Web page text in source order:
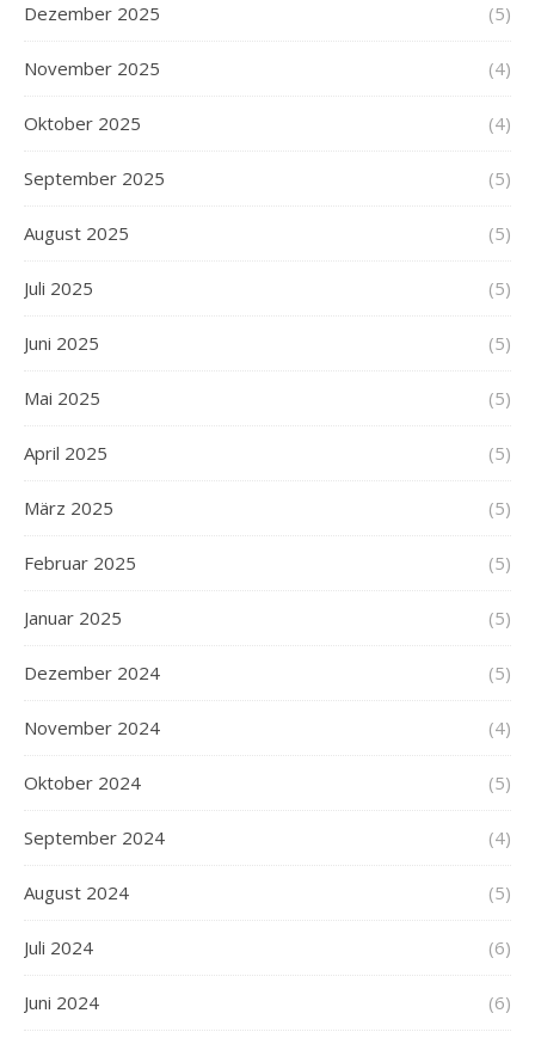
Dezember 2025 (5)
November 2025 (4)
Oktober 2025 (4)
September 2025 (5)
August 2025 (5)
Juli 2025 (5)
Juni 2025 (5)
Mai 2025 (5)
April 2025 (5)
März 2025 (5)
Februar 2025 (5)
Januar 2025 (5)
Dezember 2024 (5)
November 2024 (4)
Oktober 2024 (5)
September 2024 (4)
August 2024 (5)
Juli 2024 (6)
Juni 2024 (6)